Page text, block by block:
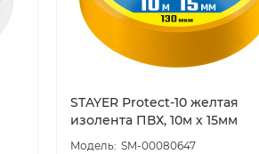
STAYER Protect-10 желтая
изолента ПВХ, 10м х 15мм
SM-00080647